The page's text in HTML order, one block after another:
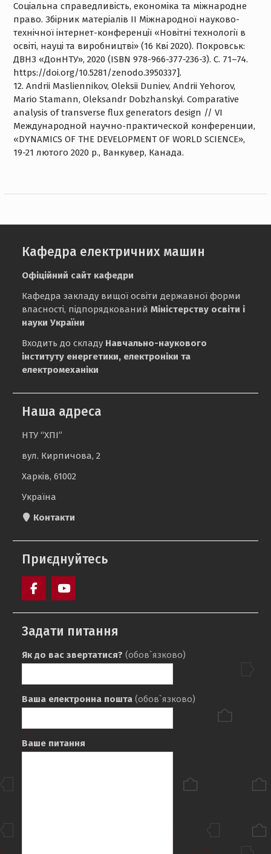
Соціальна справедливість, економіка та міжнародне
право. Збірник матеріалів ІІ Міжнародної науково-
технічної інтернет-конференції «Новітні технології в
освіті, науці та виробництві» (16 Кві 2020). Покровськ:
ДВНЗ «ДонНТУ», 2020 (ISBN 978-966-377-236-3). С. 71–74.
https://doi.org/10.5281/zenodo.3950337].
12. Andrii Masliennikov, Oleksii Duniev, Andrii Yehorov,
Mario Stamann, Oleksandr Dobzhanskyi. Сomparative
analysis of transverse flux generators design // VI
Международной научно-практической конференции,
«DYNAMICS OF THE DEVELOPMENT OF WORLD SCIENCE»,
19-21 лютого 2020 р., Ванкувер, Канада.
Кафедра електричних машин
Офіційний сайт кафедри
Кафедра закладу вищої освіти державної форми
власності, підпорядкованийМіністерству освіти і
науки України
Входить до складу Навчально-наукового
інституту енергетики, електроніки та
електромеханіки
Наша адреса
НТУ “ХПІ”
вул. Кирпичова, 2
Харків, 61002
Україна
Контакти
Приєднуйтесь
Задати питання
Як до вас звертатися? (обов`язково)
Ваша електронна пошта (обов`язково)
Ваше питання